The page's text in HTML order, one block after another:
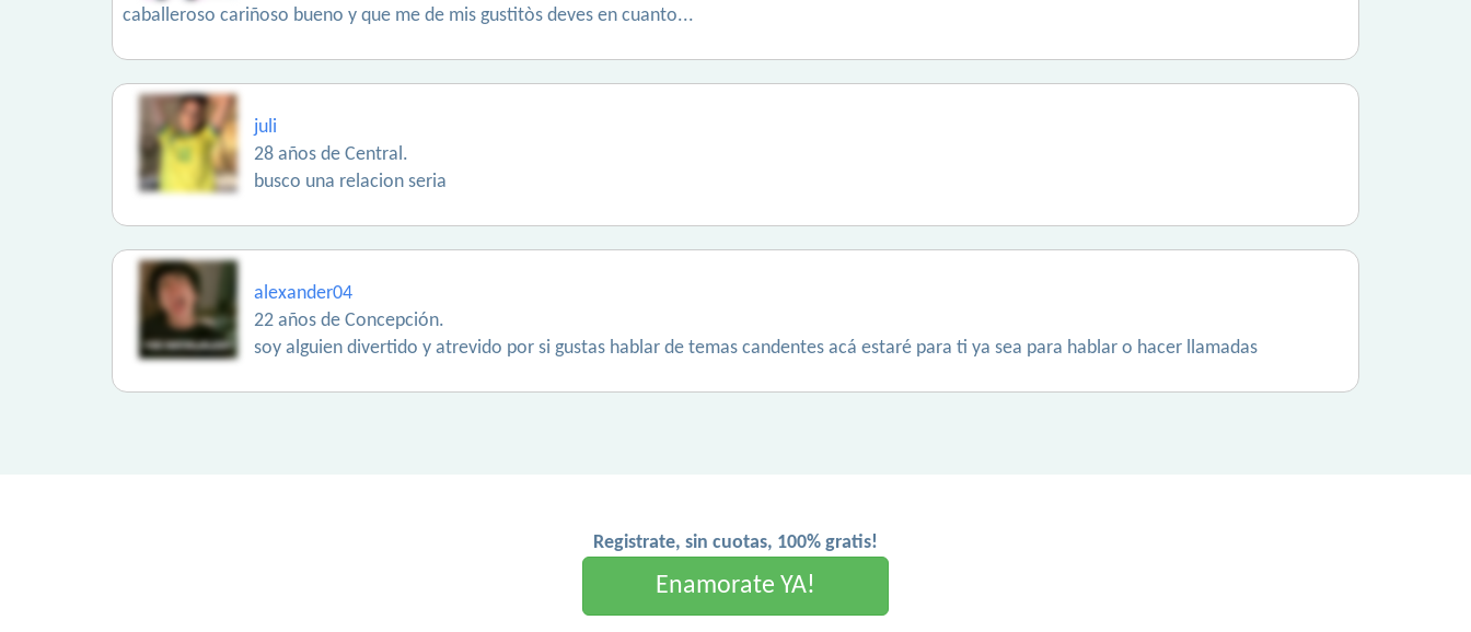
caballeroso cariñoso bueno y que me de mis gustitòs deves en cuanto...
juli
28 años de Central.
busco una relacion seria
alexander04
22 años de Concepción.
soy alguien divertido y atrevido por si gustas hablar de temas candentes acá estaré para ti ya sea para hablar o hacer llamadas
Registrate, sin cuotas, 100% gratis!
Enamorate YA!